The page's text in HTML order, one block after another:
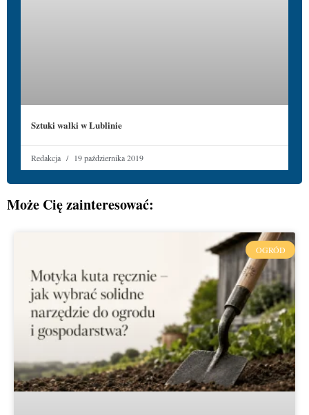
Sztuki walki w Lublinie
Redakcja 19 października 2019
Może Cię zainteresować:
OGRÓD